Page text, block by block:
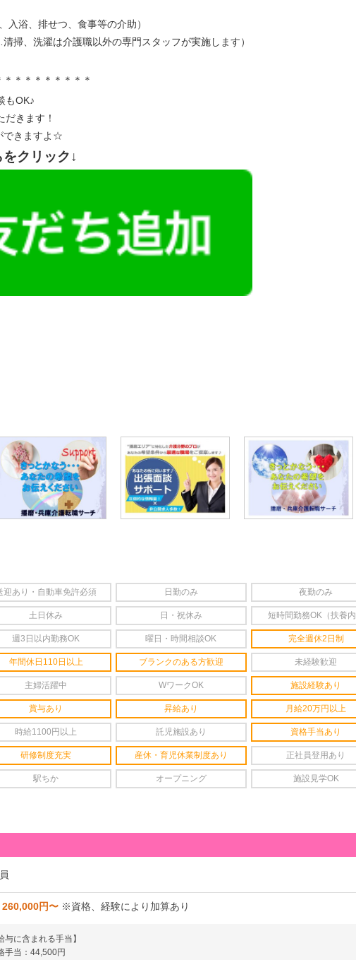
入浴、排せつ、食事等の介助）
掃、洗濯は介護職以外の専門スタッフが実施します）
＊＊＊＊＊＊＊＊
もOK♪
きます！
できますよ☆
をクリック↓
迎あり・自動車免許必須 日勤のみ 夜勤のみ
土日休み 日・祝休み 短時間勤務OK（扶養
週3日以内勤務OK 曜日・時間相談OK 完全週休2日制
年間休日110日以上 ブランクのある方歓迎 未経験歓迎
主婦活躍中 WワークOK 施設経験あり
賞与あり 昇給あり 月給20万円以上
時給1100円以上 託児施設あり 資格手当あり
研修制度充実 産休・育児休業制度あり 正社員登用あり
駅ちか オープニング 施設見学OK
260,000円〜 ※資格、経験により加算あり
与に含まれる手当】
手当：44,500円